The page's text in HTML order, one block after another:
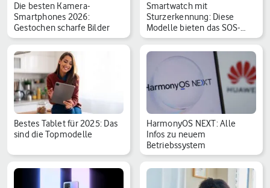
Die besten Kamera-
Smartphones 2026:
Gestochen scharfe Bilder
Smartwatch mit
Sturzerkennung: Diese
Modelle bieten das SOS-
Featu…
Bestes Tablet für 2025: Das
sind die Topmodelle
HarmonyOS NEXT: Alle
Infos zu neuem
Betriebssystem